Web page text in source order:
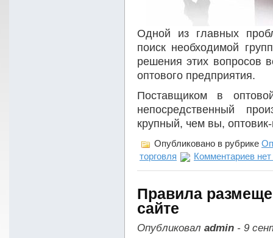
Одной из главных
поиск необходимой
решения этих вопросов
оптового предприятия.
Поставщиком в
непосредственный
крупный, чем вы,
Опубликовано в рубрике
торговля
Комментариев нет
Правила
сайте
Опубликовал admin - 9